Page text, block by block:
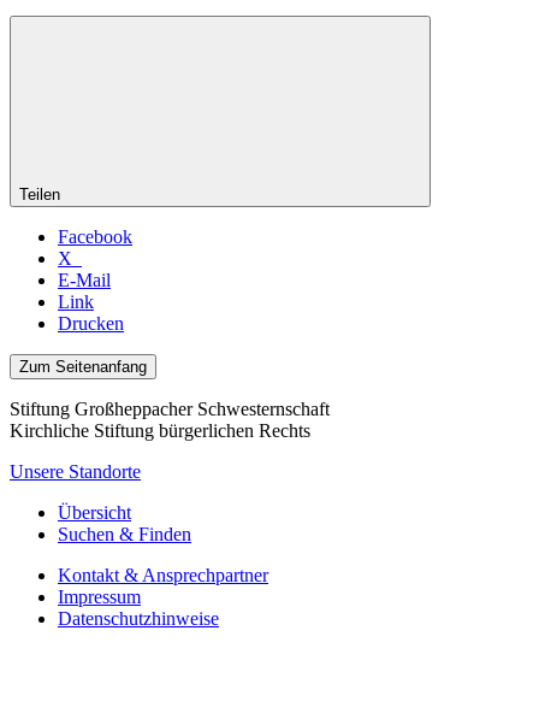
Teilen
Facebook
X
E-Mail
Link
Drucken
Zum Seitenanfang
Stiftung Großheppacher Schwesternschaft
Kirchliche Stiftung bürgerlichen Rechts
Unsere Standorte
Übersicht
Suchen & Finden
Kontakt & Ansprechpartner
Impressum
Datenschutzhinweise